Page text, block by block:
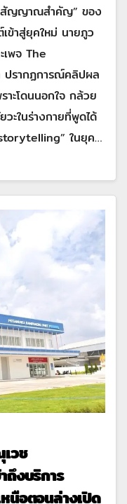
สัญญาณสำคัญ” ของ
ข้าสู่ยุคใหม่ นายภูว
เพจ The
ปรากฏการณ์คลิปผล
าะโดนนอกใจ กล้วย
วะในร่างกายที่พูดได้
ในยุค…
วช
ถึงบริการ
นือตอนล่างเปิด